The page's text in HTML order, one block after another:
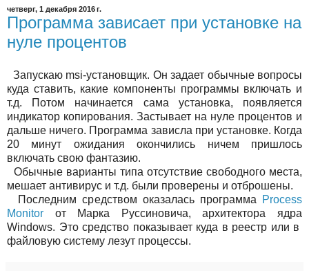
четверг, 1 декабря 2016 г.
Программа зависает при установке на
нуле процентов
Запускаю msi-установщик. Он задает обычные вопросы
куда ставить, какие компоненты программы включать и
т.д. Потом начинается сама установка, появляется
индикатор копирования. Застывает на нуле процентов и
дальше ничего. Программа зависла при установке. Когда
20 минут ожидания окончились ничем пришлось
включать свою фантазию.
Обычные варианты типа отсутствие свободного места,
мешает антивирус и т.д. были проверены и отброшены.
Последним средством оказалась программа
Process
Monitor от Марка Руссиновича, архитектора ядра
Windows. Это средство показывает куда в реестр или в
файловую систему лезут процессы.